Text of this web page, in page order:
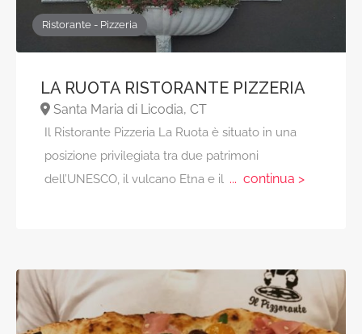
Ristorante - Pizzeria
LA RUOTA RISTORANTE PIZZERIA
Santa Maria di Licodia, CT
Il Ristorante Pizzeria La Ruota è situato in una
posizione privilegiata tra due patrimoni
dell’UNESCO, il vulcano Etna e il... continua >